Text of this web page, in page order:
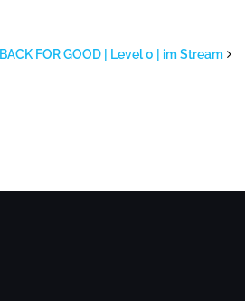
BACK FOR GOOD | Level 0 | im Stream